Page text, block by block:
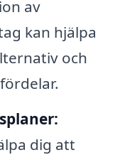
av
kan hjälpa
och
dig att